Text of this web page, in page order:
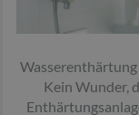
Kein Wunder,